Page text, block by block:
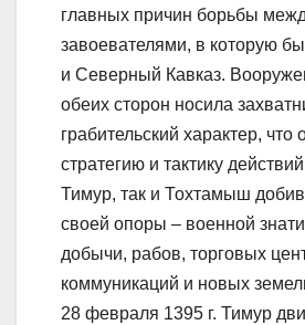
главных причин борьбы
завоевателями, в которую
и Северный Кавказ.
обеих сторон носила
грабительский характер, что
стратегию и тактику
Тимур, так и Тохтамыш
своей опоры – военной
добычи, рабов, торговых
коммуникаций и новых
28 февраля 1395 г. Тимур